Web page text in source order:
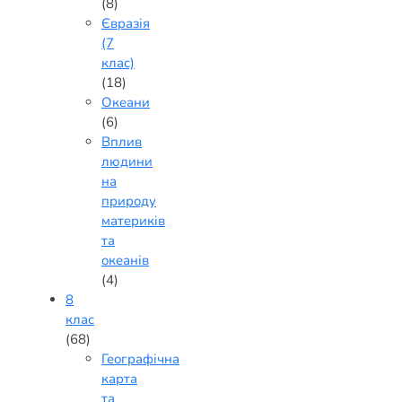
Євразія
(7
клас)
(18)
Океани
(6)
Вплив
людини
на
природу
материків
та
океанів
(4)
8
клас
(68)
Географічна
карта
та